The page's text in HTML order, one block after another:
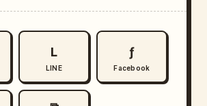
L
LINE
ƒ
Facebook